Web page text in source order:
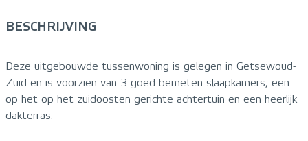
BESCHRIJVING
Deze uitgebouwde tussenwoning is gelegen in Getsewoud-
Zuid en is voorzien van 3 goed bemeten slaapkamers, een
op het op het zuidoosten gerichte achtertuin en een heerlijk
dakterras.